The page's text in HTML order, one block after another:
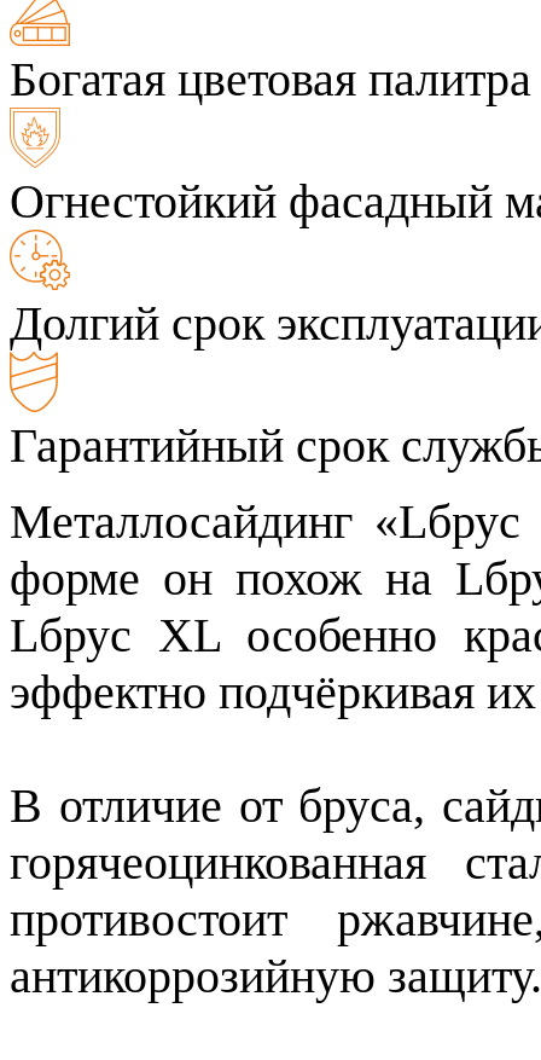
Богатая цветовая палитра
Огнестойкий фасадный
Долгий срок
Гарантийный срок
Металлосайдинг
форме он похож на
Lбрус XL особенно
эффектно подчёркивая
В отличие от бруса,
горячеоцинкованная
противостоит
антикоррозийную защиту.